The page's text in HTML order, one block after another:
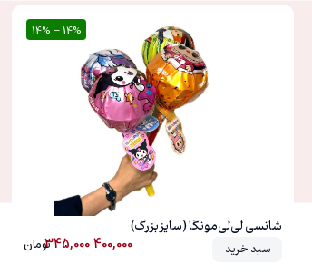
شانسی لی‌لی‌مونگا (سایز بزرگ)
سبد خرید 400,000
345,000تومان
14% – 14%